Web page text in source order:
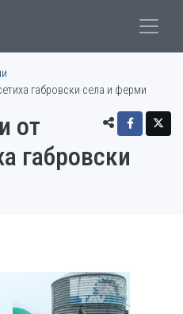
габровски села и ферми
от
габровски